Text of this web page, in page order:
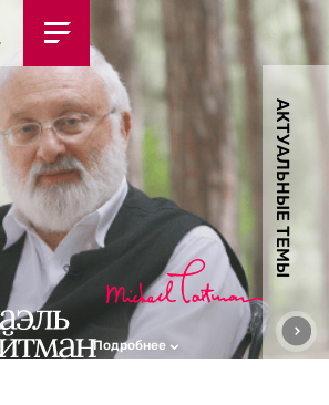
АКТУАЛЬНЫЕ ТЕМЫ
Подробнее